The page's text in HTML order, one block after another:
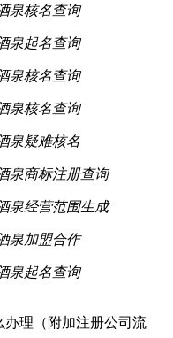
泉核名查询
泉起名查询
泉核名查询
泉核名查询
泉疑难核名
泉商标注册查询
泉经营范围生成
泉加盟合作
泉起名查询
办理（附加注册公司流